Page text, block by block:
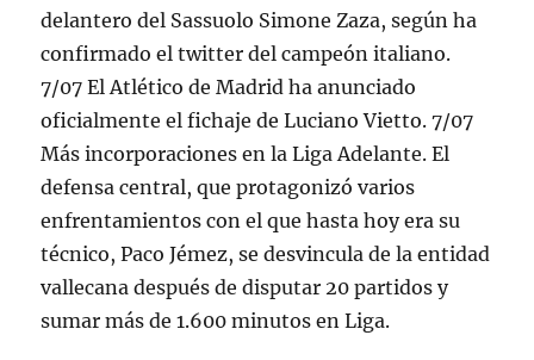
delantero del Sassuolo Simone Zaza, según ha
confirmado el twitter del campeón italiano.
7/07 El Atlético de Madrid ha anunciado
oficialmente el fichaje de Luciano Vietto. 7/07
Más incorporaciones en la Liga Adelante. El
defensa central, que protagonizó varios
enfrentamientos con el que hasta hoy era su
técnico, Paco Jémez, se desvincula de la entidad
vallecana después de disputar 20 partidos y
sumar más de 1.600 minutos en Liga.